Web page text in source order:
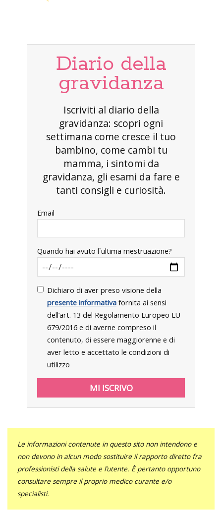
Diario della
gravidanza
Iscriviti al diario della
gravidanza: scopri ogni
settimana come cresce il tuo
bambino, come cambi tu
mamma, i sintomi da
gravidanza, gli esami da fare e
tanti consigli e curiosità.
Email
Quando hai avuto l`ultima mestruazione?
Dichiaro di aver preso visione della
presente informativa fornita ai sensi
dell’art. 13 del Regolamento Europeo EU
679/2016 e di averne compreso il
contenuto, di essere maggiorenne e di
aver letto e accettato le condizioni di
utilizzo
Le informazioni contenute in questo sito non intendono e
non devono in alcun modo sostituire il rapporto diretto fra
professionisti della salute e l’utente. È pertanto opportuno
consultare sempre il proprio medico curante e/o
specialisti.